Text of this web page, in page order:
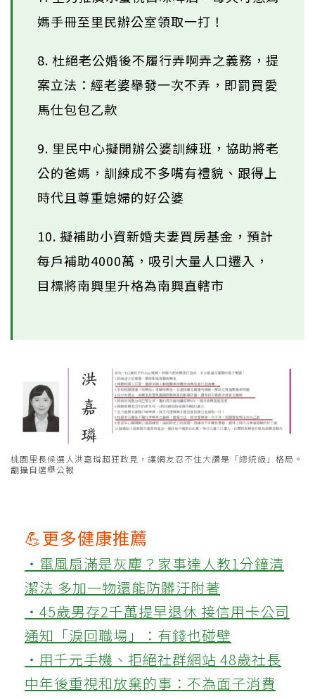
媽手冊至里民辦公室領取一打！
8. 杜絕老公婚後不履行弄啊弄之義務，提
案立法：經老婆舉發一次不弄，即罰買愛
馬仕包包乙款
9. 里民中心擬開辦公婆訓練班，協助將老
公的爸媽，訓練成不多嘴有禮貌、跟得上
時代且尊重媳婦的好公婆
10. 擬補助小資新婚夫妻買房基金，預計
每戶補助4000萬，吸引大量人口遷入，
目標將南興里升格為南興直轄市
桃園里長候選人洪嘉璘超狂政見，讓網友忍不住大讚是「總統級」格局。
翻攝自選舉公報
💪更多健康推薦
‧電風扇滿是灰塵？家事達人教1分鐘清
潔法 多加一物還能防髒汙附著
‧45歲男存2千萬提早退休 接信用卡公司
通知「淚回職場」：有錢也碰壁
‧用千元手機、拒絕社群網站 48歲社長
中年後重視和放棄的事：不為面子消費